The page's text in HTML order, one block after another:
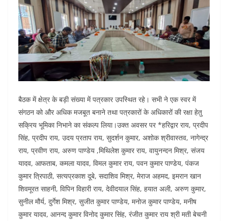
बैठक में क्षेत्र के बड़ी संख्या में पत्रकार उपस्थित रहे। सभी ने एक स्वर में
संगठन को और अधिक मजबूत बनाने तथा पत्रकारों के अधिकारों की रक्षा हेतु
सक्रिय भूमिका निभाने का संकल्प लिया।उक्त अवसर पर *हरिद्वार राय, प्रदीप
सिंह, प्रदीप राय, उदय प्रताप राय, सुदर्शन कुमार, अशोक श्रीवास्तव, नागेन्द्र
राय, प्रवीण राय, अरुण पाण्डेय ,मिथिलेश कुमार राय, वायुनन्दन मिश्र, संजय
यादव, आफताब, कमला यादव, विमल कुमार राय, पवन कुमार पाण्डेय, पंकज
कुमार त्रिपाठी, सत्यप्रकाश दूबे, सदाशिव मिश्र, मेराज अहमद, इमरान खान
शिवमूरत साहनी, विपिन विहारी राय, देवीदयाल सिंह, हयात अली, अरुण कुमार,
सुनील मौर्य, दुर्गेश मिश्र, सुजीत कुमार पाण्डेय, मनोज कुमार पाण्डेय, मनीष
कुमार यादव, आनन्द कुमार विनोद कुमार सिंह, रंजीत कुमार राय श्री मती बेचनी